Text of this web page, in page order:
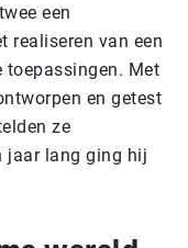
een
realiseren van een
Met
en getest
ze
jaar lang ging hij